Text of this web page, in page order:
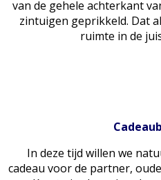
van de gehele achterkant
zintuigen geprikkeld. Dat
ruimte in de
In deze tijd willen we
cadeau voor de partner,